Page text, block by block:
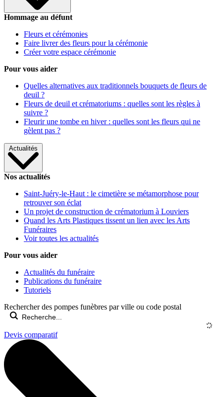
Hommage au défunt
Fleurs et cérémonies
Faire livrer des fleurs pour la cérémonie
Créer votre espace cérémonie
Pour vous aider
Quelles alternatives aux traditionnels bouquets de fleurs de
deuil ?
Fleurs de deuil et crématoriums : quelles sont les règles à
suivre ?
Fleurir une tombe en hiver : quelles sont les fleurs qui ne
gèlent pas ?
Actualités
Nos actualités
Saint-Juéry-le-Haut : le cimetière se métamorphose pour
retrouver son éclat
Un projet de construction de crématorium à Louviers
Quand les Arts Plastiques tissent un lien avec les Arts
Funéraires
Voir toutes les actualités
Pour vous aider
Actualités du funéraire
Publications du funéraire
Tutoriels
Rechercher des pompes funèbres par ville ou code postal
Devis comparatif